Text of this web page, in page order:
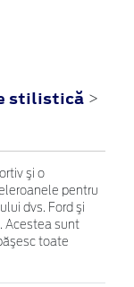
stilistică >
şi o
pentru
dvs. Ford şi
Acestea sunt
toate